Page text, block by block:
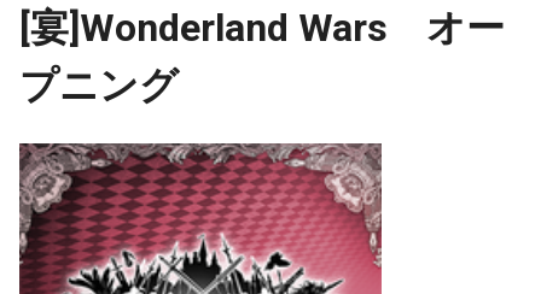
[宴]Wonderland Wars オー
プニング